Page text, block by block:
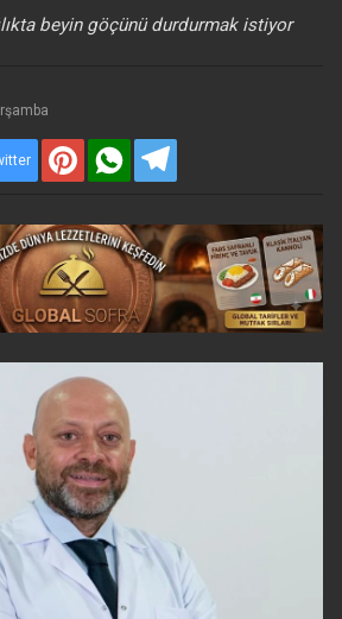
beyin göçünü durdurmak istiyor